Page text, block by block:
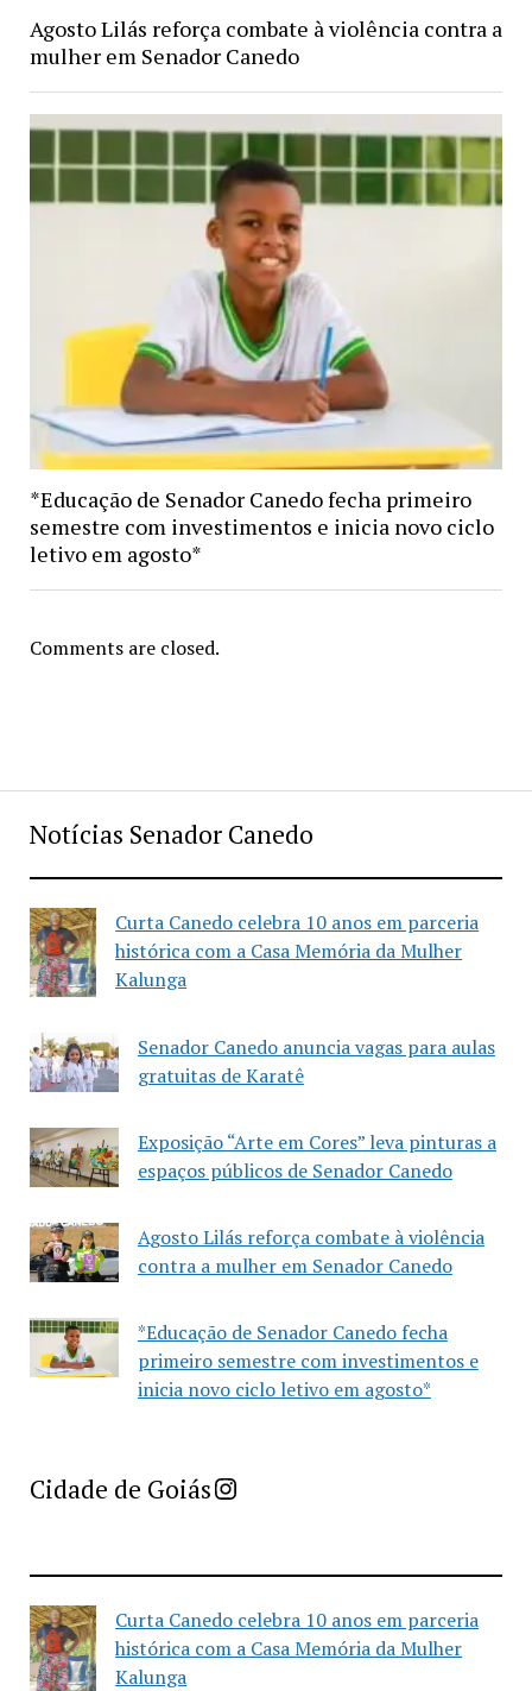
Notícias Senador Canedo
Curta Canedo celebra 10 anos em parceria
histórica com a Casa Memória da Mulher
Kalunga
Senador Canedo anuncia vagas para aulas
gratuitas de Karatê
Exposição “Arte em Cores” leva pinturas a
espaços públicos de Senador Canedo
Agosto Lilás reforça combate à violência
contra a mulher em Senador Canedo
*Educação de Senador Canedo fecha
primeiro semestre com investimentos e
inicia novo ciclo letivo em agosto*
Cidade de GoiásImprensa Criativa da Cidade de Goiás
Curta Canedo celebra 10 anos em parceria
histórica com a Casa Memória da Mulher
Kalunga
Agosto Lilás reforça combate à violência contra a
mulher em Senador Canedo
*Educação de Senador Canedo fecha primeiro
semestre com investimentos e inicia novo ciclo
letivo em agosto*
Comments are closed.